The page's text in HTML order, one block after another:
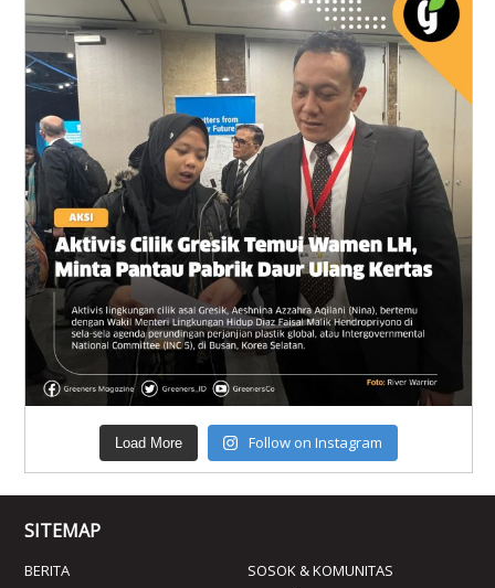
Load More Follow on Instagram
SITEMAP
BERITA
SOSOK & KOMUNITAS